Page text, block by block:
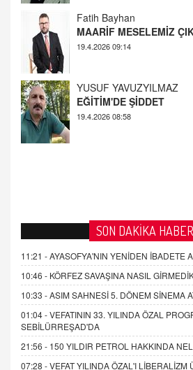
YUSUF YAVUZYILMAZ
SON DAKİKA
11:21 -AYASOFYA'NIN YENİDEN İBADETE
10:46 - KÖRFEZ SAVAŞINA NASIL
10:33 -ASIM SAHNESİ 5. DÖNEM SİNEMA
01:04 -VEFATININ 33. YILINDA ÖZAL
SEBİLÜRREŞAD'DA
21:56 - 150 YILDIR PETROL HAKKINDA
07:28 -VEFAT YILINDA ÖZAL'I LİBERALİZM